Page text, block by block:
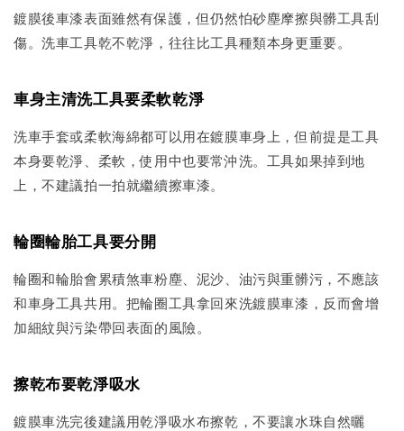
鍍膜後車漆表面雖然有保護，但仍然怕砂塵摩擦與髒工具刮
傷。洗車工具乾不乾淨，往往比工具種類本身更重要。
車身主清洗工具要柔軟乾淨
洗車手套或柔軟海綿都可以用在鍍膜車身上，但前提是工具
本身要乾淨、柔軟，使用中也要常沖洗。工具如果掉到地
上，不建議拍一拍就繼續擦車漆。
輪圈輪胎工具要分開
輪圈和輪胎會累積煞車粉塵、泥沙、油污與重髒污，不應該
和車身工具共用。把輪圈工具拿回來洗鍍膜車漆，反而會增
加細紋與污染帶回表面的風險。
擦乾布要乾淨吸水
鍍膜車洗完後建議用乾淨吸水布擦乾，不要讓水珠自然曬